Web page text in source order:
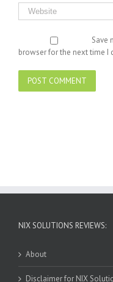
Save
browser for the next time I
NIX SOLUTIONS REVIEWS:
About
Disclaimer for NIX